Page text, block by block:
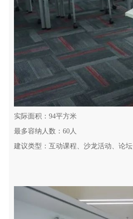
实际面积：94平方米
最多容纳人数：60人
建议类型：互动课程、沙龙活动、论坛